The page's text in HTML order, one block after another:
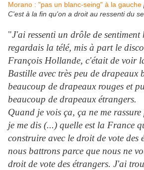
Morano : "pas un blanc-seing" à la gauche
C'est à la fin qu'on a droit au ressenti du
"J'ai ressenti un drôle de
regardais la télé, mis à part le
François Hollande, c'était de voir
Bastille avec très peu de drapeaux
beaucoup de drapeaux rouges et
beaucoup de drapeaux étrangers.
Quand je vois ça, ça ne me
je me dis (...) quelle est la France
construire avec le droit de vote des
nous battrons parce que nous ne
droit de vote des étrangers. J'ai